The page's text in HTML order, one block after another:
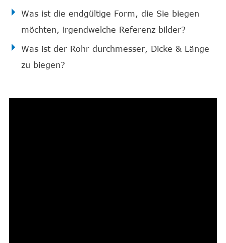
Was ist die endgültige Form, die Sie biegen
möchten, irgendwelche Referenz bilder?
Was ist der Rohr durchmesser, Dicke & Länge
zu biegen?